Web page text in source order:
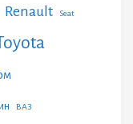
Renault Seat
ВАЗ